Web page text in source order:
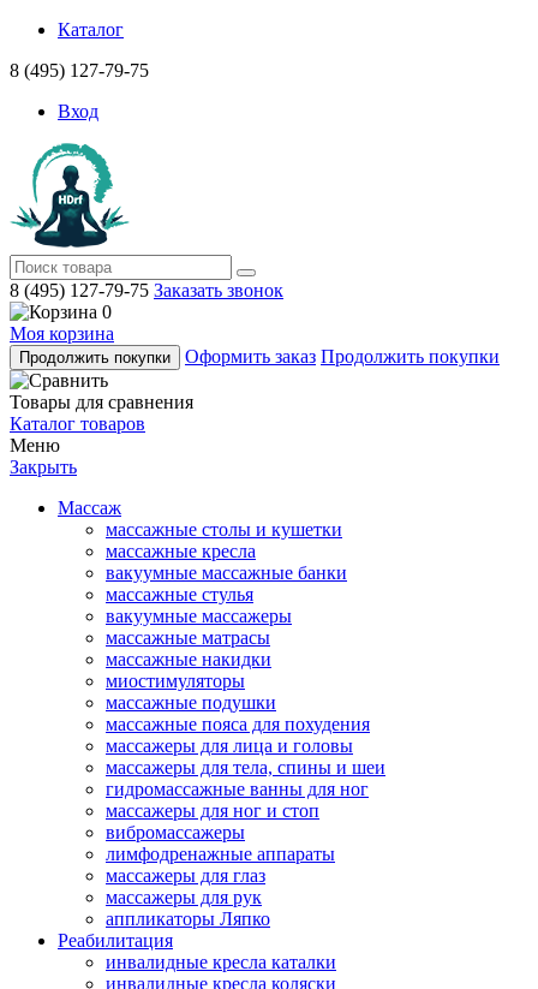
Каталог
8 (495) 127-79-75
Вход
8 (495) 127-79-75 Заказать звонок
0
Моя корзина
Продолжить покупки Оформить заказ Продолжить покупки
Товары для сравнения
Каталог товаров
Меню
Закрыть
Массаж
массажные столы и кушетки
массажные кресла
вакуумные массажные банки
массажные стулья
вакуумные массажеры
массажные матрасы
массажные накидки
миостимуляторы
массажные подушки
массажные пояса для похудения
массажеры для лица и головы
массажеры для тела, спины и шеи
гидромассажные ванны для ног
массажеры для ног и стоп
вибромассажеры
лимфодренажные аппараты
массажеры для глаз
массажеры для рук
аппликаторы Ляпко
Реабилитация
инвалидные кресла каталки
инвалидные кресла коляски